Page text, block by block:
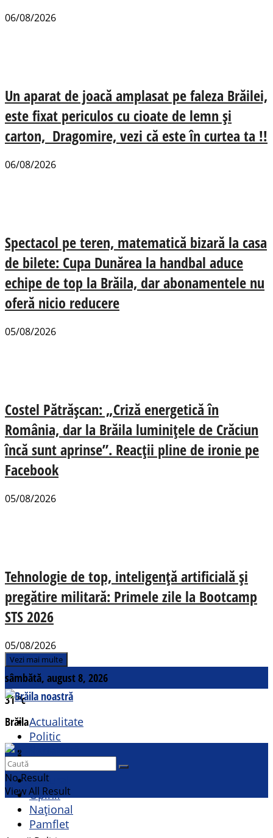
06/08/2026
Un aparat de joacă amplasat pe faleza Brăilei,
este fixat periculos cu cioate de lemn și
carton, Dragomire, vezi că este în curtea ta !!
06/08/2026
Spectacol pe teren, matematică bizară la casa
de bilete: Cupa Dunărea la handbal aduce
echipe de top la Brăila, dar abonamentele nu
oferă nicio reducere
05/08/2026
Costel Pătrășcan: „Criză energetică în
România, dar la Brăila luminițele de Crăciun
încă sunt aprinse”. Reacții pline de ironie pe
Facebook
05/08/2026
Tehnologie de top, inteligență artificială și
pregătire militară: Primele zile la Bootcamp
STS 2026
05/08/2026
Vezi mai multe
sâmbătă, august 8, 2026
31°c
Brăila
Contact
Actualitate
Politic
Cultural
Opinii
Național
Pamflet
No Result
View All Result